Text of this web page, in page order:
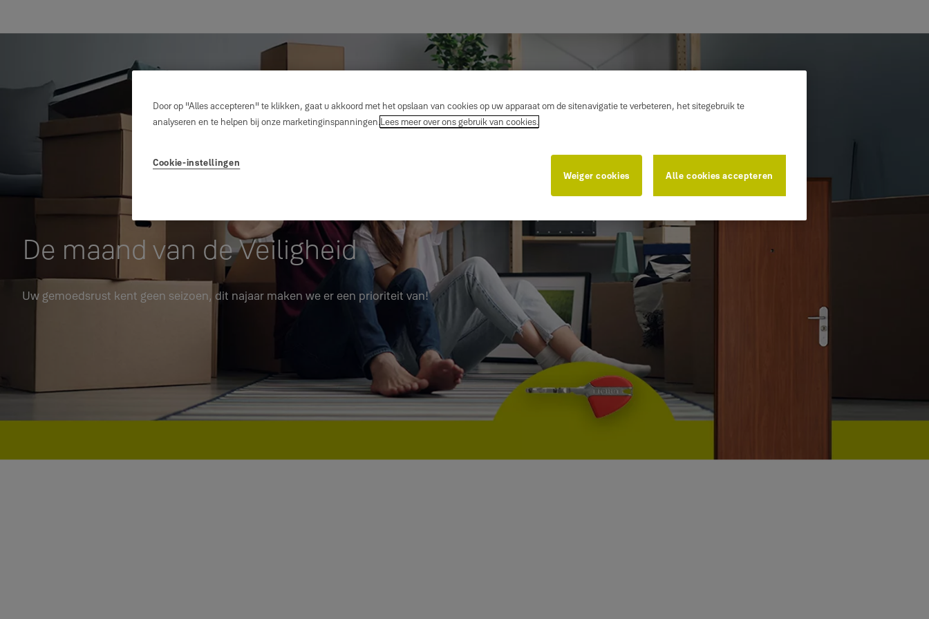
De maand van de Veiligheid
Uw gemoedsrust kent geen seizoen, dit najaar maken we er een prioriteit van!
Door op "Alles accepteren" te klikken, gaat u akkoord met het opslaan van cookies op uw apparaat om de sitenavigatie te verbeteren, het sitegebruik te
analyseren en te helpen bij onze marketinginspanningen.Lees meer over ons gebruik van cookies.
Cookie-instellingen
Weiger cookies
Alle cookies accepteren